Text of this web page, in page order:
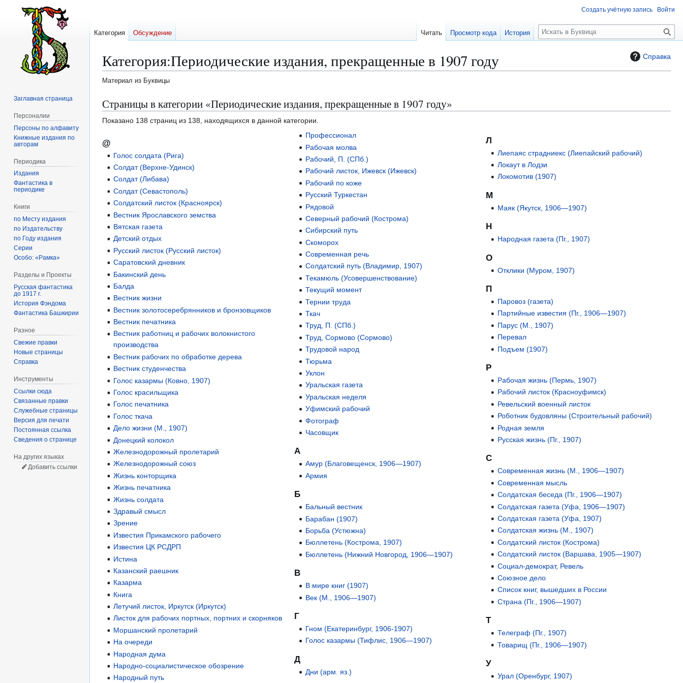
Справка
Категория:Периодические издания, прекращенные в 1907 году
Материал из Буквицы
Перейти
к
навигации
Перейти
к
поиску
Страницы в категории «Периодические издания, прекращенные в 1907 году»
Показано 138 страниц из 138, находящихся в данной категории.
@
Голос солдата (Рига)
Солдат (Верхне-Удинск)
Солдат (Либава)
Солдат (Севастополь)
Солдатский листок (Красноярск)
Вестник Ярославского земства
Вятская газета
Детский отдых
Русский листок (Русский листок)
Саратовский дневник
Бакинский день
Балда
Вестник жизни
Вестник золотосеребрянников и бронзовщиков
Вестник печатника
Вестник работниц и рабочих волокнистого
производства
Вестник рабочих по обработке дерева
Вестник студенчества
Голос казармы (Ковно, 1907)
Голос красильщика
Голос печатника
Голос ткача
Дело жизни (М., 1907)
Донецкий колокол
Железнодорожный пролетарий
Железнодорожный союз
Жизнь конторщика
Жизнь печатника
Жизнь солдата
Здравый смысл
Зрение
Известия Прикамского рабочего
Известия ЦК РСДРП
Истина
Казанский раешник
Казарма
Книга
Летучий листок, Иркутск (Иркутск)
Листок для рабочих портных, портних и скорняков
Моршанский пролетарий
На очереди
Народная дума
Народно-социалистическое обозрение
Народный путь
Профессионал
Рабочая молва
Рабочий, П. (СПб.)
Рабочий листок, Ижевск (Ижевск)
Рабочий по коже
Русский Туркестан
Рядовой
Северный рабочий (Кострома)
Сибирский путь
Скоморох
Современная речь
Солдатский путь (Владимир, 1907)
Текамюль (Усовершенствование)
Текущий момент
Тернии труда
Ткач
Труд, П. (СПб.)
Труд, Сормово (Сормово)
Трудовой народ
Тюрьма
Уклон
Уральская газета
Уральская неделя
Уфимский рабочий
Фотограф
Часовщик
А
Амур (Благовещенск, 1906—1907)
Армия
Б
Бальный вестник
Барабан (1907)
Борьба (Устюжна)
Бюллетень (Кострома, 1907)
Бюллетень (Нижний Новгород, 1906—1907)
В
В мире книг (1907)
Век (М., 1906—1907)
Г
Гном (Екатеринбург, 1906-1907)
Голос казармы (Тифлис, 1906—1907)
Д
Дни (арм. яз.)
Л
Лиепаяс страдниекс (Лиепайский рабочий)
Локаут в Лодзи
Локомотив (1907)
М
Маяк (Якутск, 1906—1907)
Н
Народная газета (Пг., 1907)
О
Отклики (Муром, 1907)
П
Паровоз (газета)
Партийные известия (Пг., 1906—1907)
Парус (М., 1907)
Перевал
Подъем (1907)
Р
Рабочая жизнь (Пермь, 1907)
Рабочий листок (Красноуфимск)
Ревельский военный листок
Роботник будовляны (Строительный рабочий)
Родная земля
Русская жизнь (Пг., 1907)
С
Современная жизнь (М., 1906—1907)
Современная мысль
Солдатская беседа (Пг., 1906—1907)
Солдатская газета (Уфа, 1906—1907)
Солдатская газета (Уфа, 1907)
Солдатская жизнь (М., 1907)
Солдатский листок (Кострома)
Солдатский листок (Варшава, 1905—1907)
Социал-демократ, Ревель
Союзное дело
Список книг, вышедших в России
Страна (Пг., 1906—1907)
Т
Телеграф (Пг., 1907)
Товарищ (Пг., 1906—1907)
У
Урал (Оренбург, 1907)
Создать учётную запись Войти
Категория Обсуждение Читать Просмотр кода История
П
о
к
Заглавная страница
Персоналии
Персоны по алфавиту
Книжные издания по
авторам
Периодика
Издания
Фантастика в
периодике
Книги
по Месту издания
по Издательству
по Году издания
Серии
Особо: «Рамка»
Разделы и Проекты
Русская фантастика
до 1917 г.
История Фэндома
Фантастика Башкирии
Разное
Свежие правки
Новые страницы
Справка
Инструменты
Ссылки сюда
Связанные правки
Служебные страницы
Версия для печати
Постоянная ссылка
Сведения о странице
На других языках
Добавить ссылки